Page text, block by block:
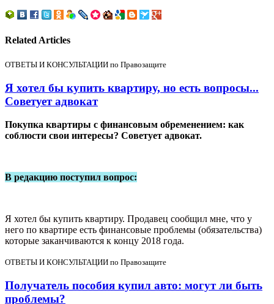
Related Articles
ОТВЕТЫ И КОНСУЛЬТАЦИИ по Правозащите
Я хотел бы купить квартиру, но есть вопросы...
Советует адвокат
Покупка квартиры с финансовым обременением: как
соблюсти свои интересы? Советует адвокат.
В редакцию поступил вопрос:
Я хотел бы купить квартиру. Продавец сообщил мне, что у
него по квартире есть финансовые проблемы (обязательства)
которые заканчиваются к концу 2018 года.
ОТВЕТЫ И КОНСУЛЬТАЦИИ по Правозащите
Получатель пособия купил авто: могут ли быть
проблемы?